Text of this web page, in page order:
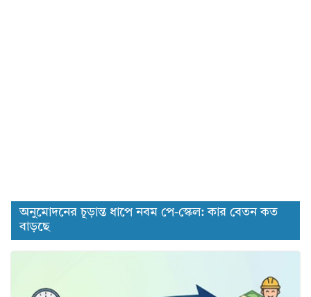
অনুমোদনের চূড়ান্ত ধাপে নবম পে-স্কেল: কার বেতন কত
বাড়ছে